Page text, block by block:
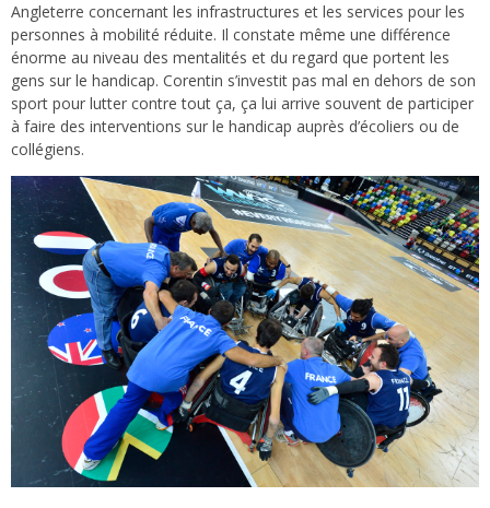
Angleterre concernant les infrastructures et les services pour les
personnes à mobilité réduite. Il constate même une différence
énorme au niveau des mentalités et du regard que portent les
gens sur le handicap. Corentin s’investit pas mal en dehors de son
sport pour lutter contre tout ça, ça lui arrive souvent de participer
à faire des interventions sur le handicap auprès d’écoliers ou de
collégiens.